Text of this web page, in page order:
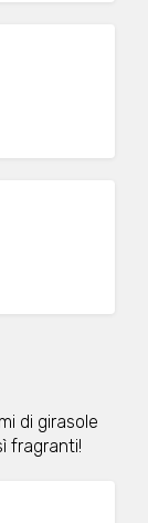
di girasole
fragranti!